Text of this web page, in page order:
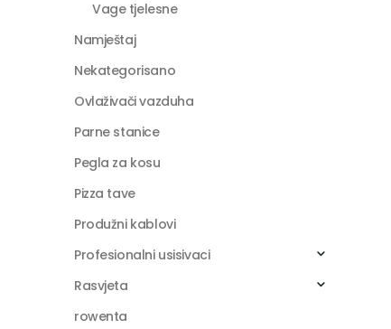
Vage tjelesne
Namještaj
Nekategorisano
Ovlaživači vazduha
Parne stanice
Pegla za kosu
Pizza tave
Produžni kablovi
Profesionalni usisivaci
Rasvjeta
rowenta